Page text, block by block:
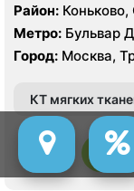
Район:
Южное Бутово,
Метро: Бульвар
Ушакова,
Лесопарковая,
Скобелевская,
Коммунарка,
Город: Москва,
КТ мягких